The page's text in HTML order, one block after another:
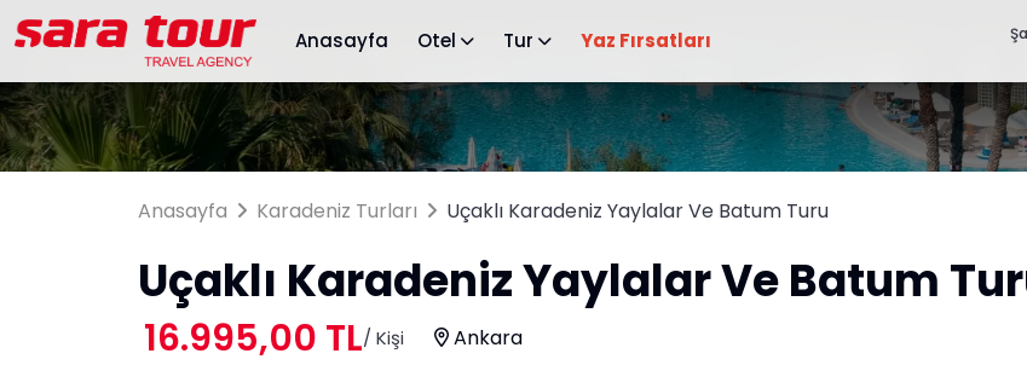
Anasayfa Otel Tur Yaz Fırsatları
Anasayfa Karadeniz Turları Uçaklı Karadeniz Yaylalar Ve Batum Turu
Uçaklı Karadeniz Yaylalar Ve Batum
16.995,00 TL/ Kişi Ankara